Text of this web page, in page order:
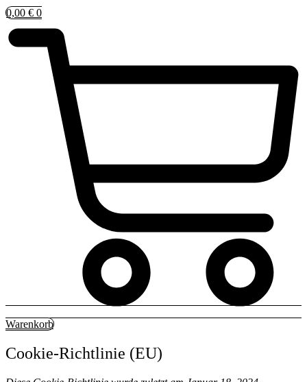
0,00 € 0
Warenkorb
Cookie-Richtlinie (EU)